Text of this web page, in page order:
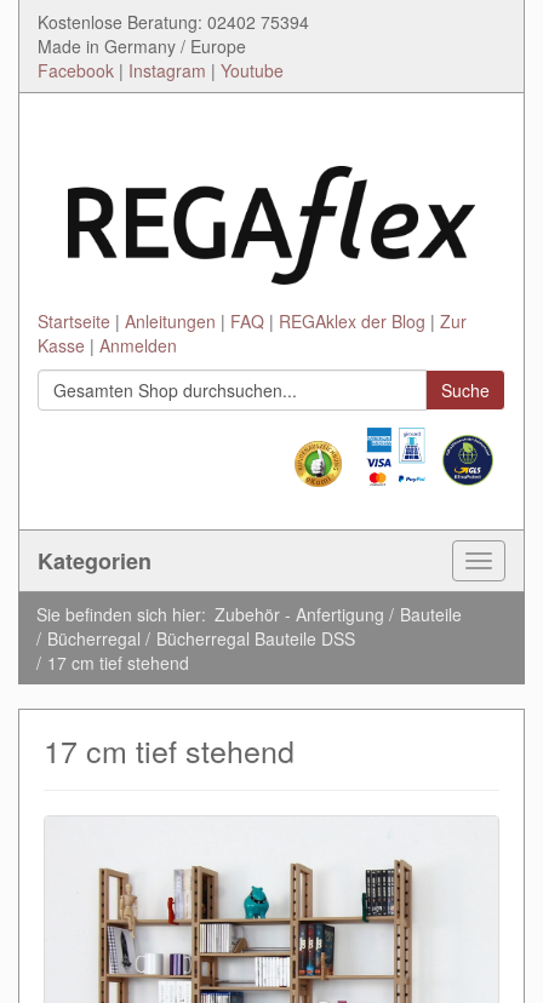
Kostenlose Beratung: 02402 75394
Made in Germany / Europe
Facebook | Instagram | Youtube
Startseite Anleitungen FAQ REGAklex der Blog
Zur
Kasse
Anmelden
Suche
Kategorien
Toggle
Sie befinden sich hier: Zubehör - Anfertigung
Bauteile
Bücherregal
Bücherregal Bauteile DSS
17 cm tief stehend
17 cm tief stehend